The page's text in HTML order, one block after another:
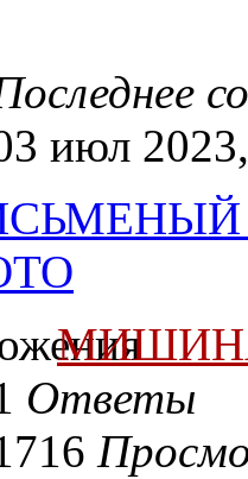
июл
Ответы